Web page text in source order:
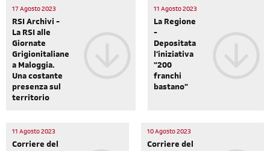
17 Agosto 2023
RSI Archivi -
La RSI alle
Giornate
Grigionitaliane
a Maloggia.
Una costante
presenza sul
territorio
11 Agosto 2023
La Regione
-
Depositata
l'iniziativa
"200
franchi
bastano"
11 Agosto 2023
Corriere del
10 Agosto 2023
Corriere del